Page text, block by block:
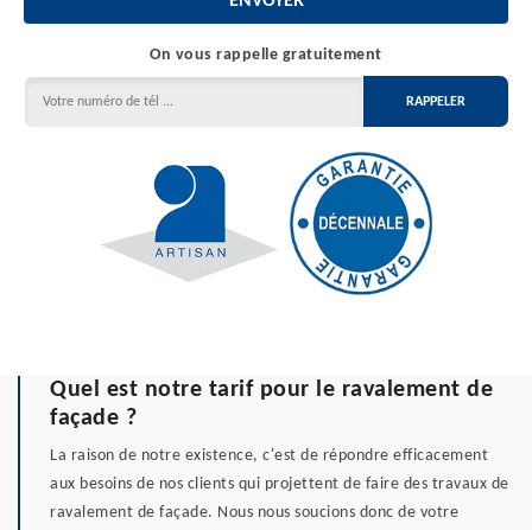
On vous rappelle gratuitement
Quel est notre tarif pour le ravalement de
façade ?
La raison de notre existence, c'est de répondre efficacement
aux besoins de nos clients qui projettent de faire des travaux de
ravalement de façade. Nous nous soucions donc de votre